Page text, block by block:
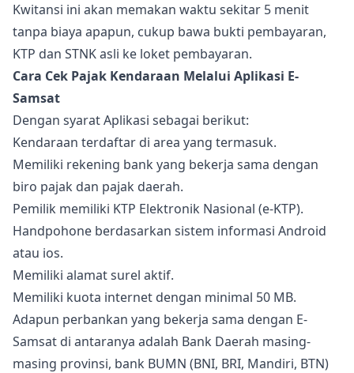
Kwitansi ini akan memakan waktu sekitar 5 menit
tanpa biaya apapun, cukup bawa bukti pembayaran,
KTP dan STNK asli ke loket pembayaran.
Cara Cek Pajak Kendaraan Melalui Aplikasi E-
Samsat
Dengan syarat Aplikasi sebagai berikut:
Kendaraan terdaftar di area yang termasuk.
Memiliki rekening bank yang bekerja sama dengan
biro pajak dan pajak daerah.
Pemilik memiliki KTP Elektronik Nasional (e-KTP).
Handpohone berdasarkan sistem informasi Android
atau ios.
Memiliki alamat surel aktif.
Memiliki kuota internet dengan minimal 50 MB.
Adapun perbankan yang bekerja sama dengan E-
Samsat di antaranya adalah Bank Daerah masing-
masing provinsi, bank BUMN (BNI, BRI, Mandiri, BTN)